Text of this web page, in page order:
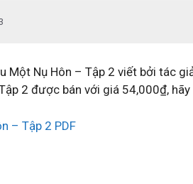
Một Nụ Hôn – Tập 2 viết bởi tác
2 được bán với giá 54,000₫,
– Tập 2 PDF